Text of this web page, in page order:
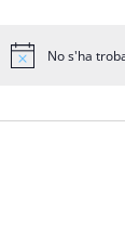
No s'ha